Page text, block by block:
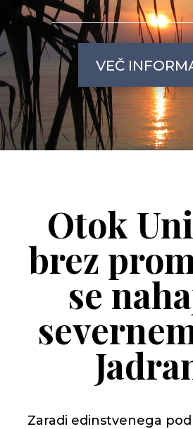
VEČ
Otok
brez
se
Zaradi edinstvenega